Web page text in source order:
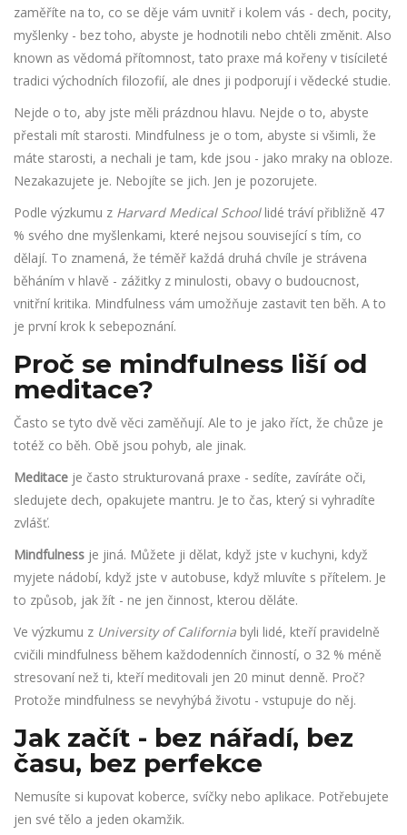
zaměříte na to, co se děje vám uvnitř i kolem vás - dech, pocity,
myšlenky - bez toho, abyste je hodnotili nebo chtěli změnit. Also
known as vědomá přítomnost, tato praxe má kořeny v tisícileté
tradici východních filozofií, ale dnes ji podporují i vědecké studie.
Nejde o to, aby jste měli prázdnou hlavu. Nejde o to, abyste
přestali mít starosti. Mindfulness je o tom, abyste si všimli, že
máte starosti, a nechali je tam, kde jsou - jako mraky na obloze.
Nezakazujete je. Nebojíte se jich. Jen je pozorujete.
Podle výzkumu z Harvard Medical Schoollidé tráví přibližně 47
% svého dne myšlenkami, které nejsou související s tím, co
dělají. To znamená, že téměř každá druhá chvíle je strávena
běháním v hlavě - zážitky z minulosti, obavy o budoucnost,
vnitřní kritika. Mindfulness vám umožňuje zastavit ten běh. A to
je první krok k sebepoznání.
Proč se mindfulness liší od
meditace?
Často se tyto dvě věci zaměňují. Ale to je jako říct, že chůze je
totéž co běh. Obě jsou pohyb, ale jinak.
Meditace je často strukturovaná praxe - sedíte, zavíráte oči,
sledujete dech, opakujete mantru. Je to čas, který si vyhradíte
zvlášť.
Mindfulness je jiná. Můžete ji dělat, když jste v kuchyni, když
myjete nádobí, když jste v autobuse, když mluvíte s přítelem. Je
to způsob, jak žít - ne jen činnost, kterou děláte.
Ve výzkumu z University of California byli lidé, kteří pravidelně
cvičili mindfulness během každodenních činností, o 32 % méně
stresovaní než ti, kteří meditovali jen 20 minut denně. Proč?
Protože mindfulness se nevyhýbá životu - vstupuje do něj.
Jak začít - bez nářadí, bez
času, bez perfekce
Nemusíte si kupovat koberce, svíčky nebo aplikace. Potřebujete
jen své tělo a jeden okamžik.